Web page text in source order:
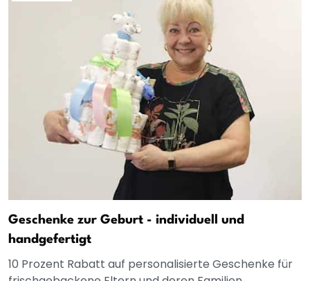
Geschenke zur Geburt - individuell und
handgefertigt
10 Prozent Rabatt auf personalisierte Geschenke für